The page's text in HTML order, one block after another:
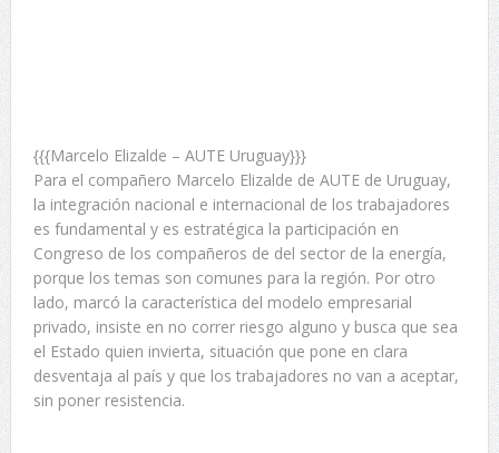
{{{Marcelo Elizalde – AUTE Uruguay}}}
Para el compañero Marcelo Elizalde de AUTE de Uruguay,
la integración nacional e internacional de los trabajadores
es fundamental y es estratégica la participación en
Congreso de los compañeros de del sector de la energía,
porque los temas son comunes para la región. Por otro
lado, marcó la característica del modelo empresarial
privado, insiste en no correr riesgo alguno y busca que sea
el Estado quien invierta, situación que pone en clara
desventaja al país y que los trabajadores no van a aceptar,
sin poner resistencia.